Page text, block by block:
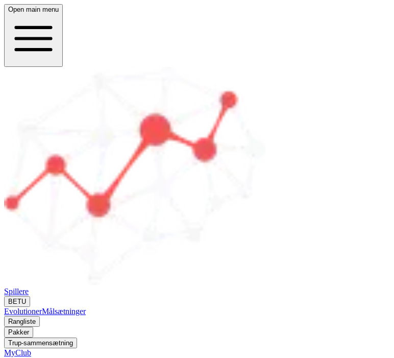
Open main menu
Spillere
BETU
EvolutionerMålsætninger
Rangliste
Pakker
Trup-sammensætning
MyClub